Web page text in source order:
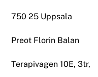
750 25 Uppsala
Preot Florin Balan
Terapivagen 10E, 3tr,